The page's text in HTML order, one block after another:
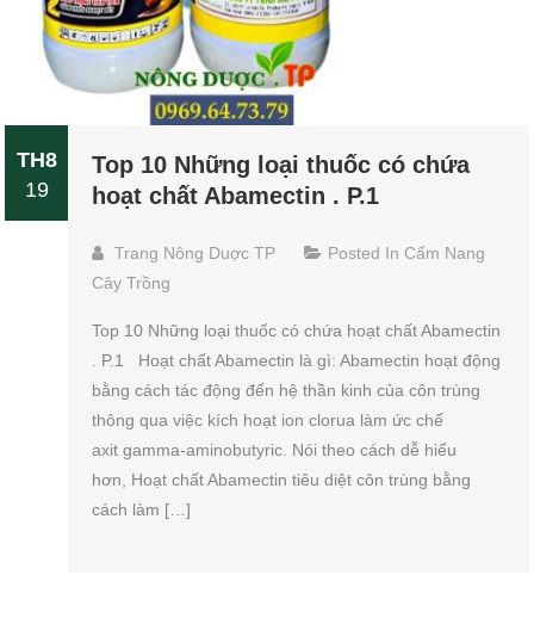
TH8
19
Top 10 Những loại thuốc có chứa
hoạt chất Abamectin . P.1
Trang Nông Duợc TP Posted In Cẩm Nang
Cây Trồng
Top 10 Những loại thuốc có chứa hoạt chất Abamectin
. P.1 Hoạt chất Abamectin là gì: Abamectin hoạt động
bằng cách tác động đến hệ thần kinh của côn trùng
thông qua việc kích hoạt ion clorua làm ức chế
axit gamma-aminobutyric. Nói theo cách dễ hiểu
hơn, Hoạt chất Abamectin tiêu diệt côn trùng bằng
cách làm […]